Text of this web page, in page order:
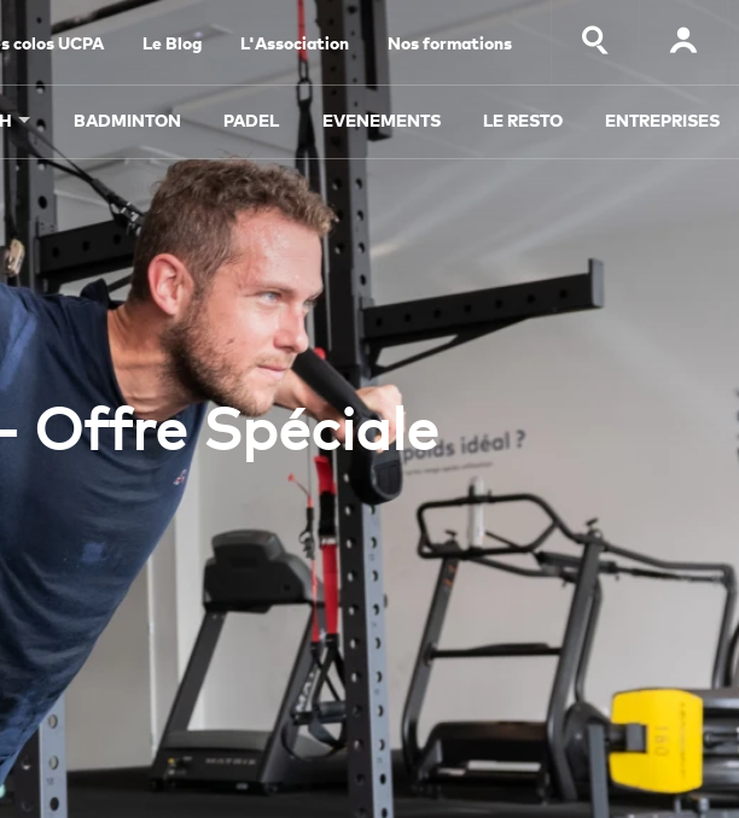
colos UCPA Le Blog L'Association Nos formations
BADMINTON PADEL EVENEMENTS LE RESTO ENTREPRISES
Offre Spéciale